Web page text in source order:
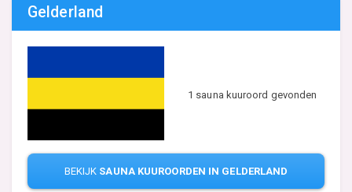
Gelderland
1 sauna kuuroord gevonden
BEKIJK SAUNA KUUROORDEN IN GELDERLAND